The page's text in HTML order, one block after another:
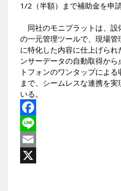
1/2（半額）まで補助金を申請
同社のモニプラットは、設
の一元管理ツールで、現場
に特化した内容に仕上げら
ンサーデータの自動取得か
トフォンのワンタップによ
まで、シームレスな連携を
いる。
Facebook
Line
Email